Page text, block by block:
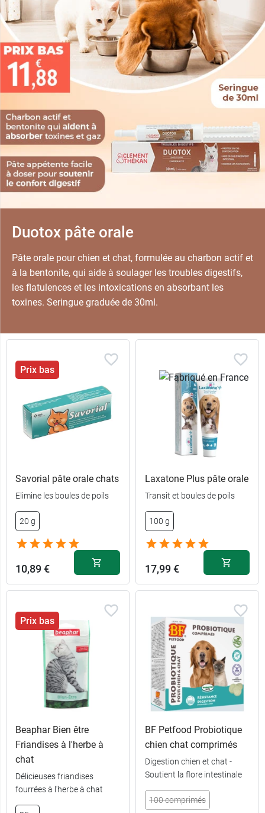
Duotox pâte orale
Pâte orale pour chien et chat, formulée au charbon actif et
à la bentonite, qui aide à soulager les troubles digestifs,
les flatulences et les intoxications en absorbant les
toxines. Seringue graduée de 30ml.
Prix bas
Savorial pâte orale chats
Elimine les boules de poils
20 g
10,89 €
Laxatone Plus pâte orale
Transit et boules de poils
100 g
17,99 €
Prix bas
Beaphar Bien être
Friandises à l'herbe à
chat
Délicieuses friandises
fourrées à l'herbe à chat
BF Petfood Probiotique
chien chat comprimés
Digestion chien et chat -
Soutient la flore intestinale
100 comprimés